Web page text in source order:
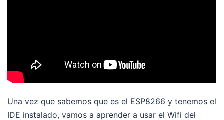
Una vez que sabemos que es el ESP8266 y tenemos el
IDE instalado, vamos a aprender a usar el Wifi del